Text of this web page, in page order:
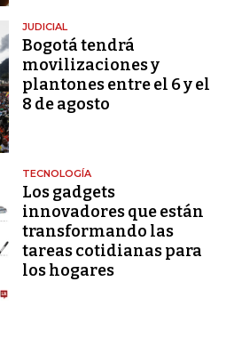
JUDICIAL
Bogotá tendrá
movilizaciones y
plantones entre el 6 y el
8 de agosto
TECNOLOGÍA
Los gadgets
innovadores que están
transformando las
tareas cotidianas para
los hogares